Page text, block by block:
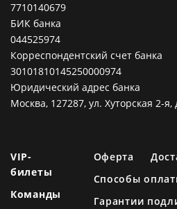
7710140679
БИК банка
044525974
Корреспондентский счет банка
30101810145250000974
Юридический адрес банка
Москва, 127287, ул. Хуторская 2-я,
VIP-
билеты
Команды
Оферта
Способы
Гарантии